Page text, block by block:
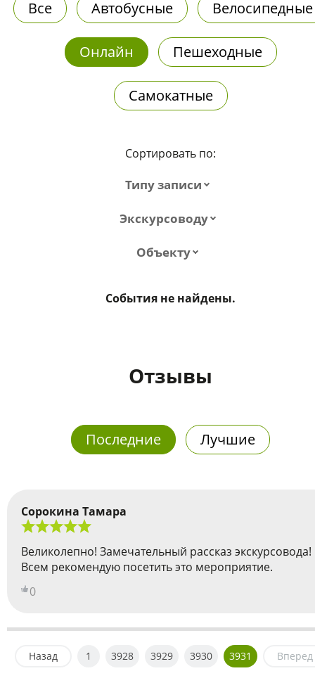
Все Автобусные Велосипедные
Онлайн Пешеходные
Самокатные
Сортировать по:
Типу записи
Экскурсоводу
Объекту
События не найдены.
Отзывы
Последние Лучшие
Сорокина Тамара
Великолепно! Замечательный рассказ экскурсовода!
Всем рекомендую посетить это мероприятие.
0
Назад 1 3928 3929 3930 3931 Вперед